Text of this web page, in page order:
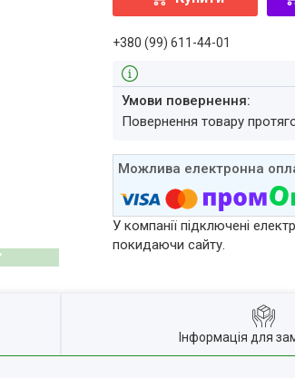
+380 (99) 611-44-01
повернення товару
У компанії підключені
покидаючи сайту.
Інформація для